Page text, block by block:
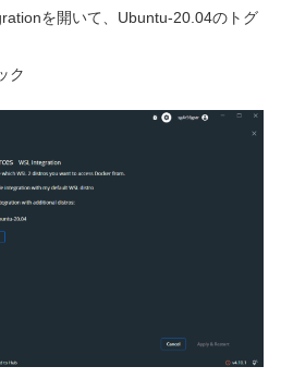
を開いて、Ubuntu-20.04のトグ
ク